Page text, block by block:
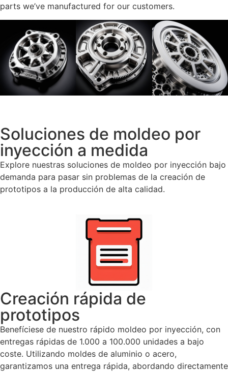
parts we’ve manufactured for our customers.
Soluciones de moldeo por
inyección a medida
Explore nuestras soluciones de moldeo por inyección bajo
demanda para pasar sin problemas de la creación de
prototipos a la producción de alta calidad.
Creación rápida de
prototipos
Benefíciese de nuestro rápido moldeo por inyección, con
entregas rápidas de 1.000 a 100.000 unidades a bajo
coste. Utilizando moldes de aluminio o acero,
garantizamos una entrega rápida, abordando directamente